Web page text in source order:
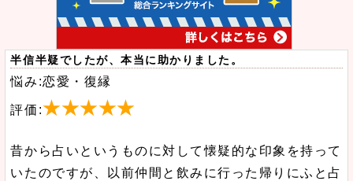
半信半疑でしたが、本当に助かりました。
悩み:恋愛・復縁
評価:★★★★★
昔から占いというものに対して懐疑的な印象を持って
いたのですが、以前仲間と飲みに行った帰りにふと占